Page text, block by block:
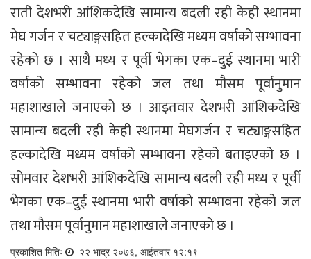
राती देशभरी आंशिकदेखि सामान्य बदली रही केही स्थानमा
मेघ गर्जन र चट्याङ्गसहित हल्कादेखि मध्यम वर्षाको सम्भावना
रहेको छ । साथै मध्य र पूर्वी भेगका एक–दुई स्थानमा भारी
वर्षाको सम्भावना रहेको जल तथा मौसम पूर्वानुमान
महाशाखाले जनाएको छ । आइतवार देशभरी आंशिकदेखि
सामान्य बदली रही केही स्थानमा मेघगर्जन र चट्याङ्गसहित
हल्कादेखि मध्यम वर्षाको सम्भावना रहेको बताइएको छ ।
सोमवार देशभरी आंशिकदेखि सामान्य बदली रही मध्य र पूर्वी
भेगका एक–दुई स्थानमा भारी वर्षाको सम्भावना रहेको जल
तथा मौसम पूर्वानुमान महाशाखाले जनाएको छ ।
प्रकाशित मितिः २२ भाद्र २०७६, आईतवार १२:१९